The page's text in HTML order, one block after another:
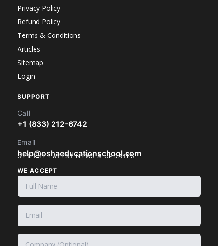
Privacy Policy
Refund Policy
Terms & Conditions
Articles
Sitemap
Login
SUPPORT
Call
+1 (833) 212-6742
Email
help@oshaeducationschool.com
WE ACCEPT
GET THE LATEST NEWS & UPDATES